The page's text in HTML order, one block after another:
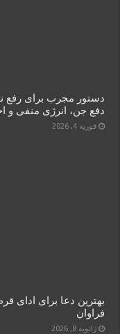
دستور مجرب برای رفع
دفع جن، انرژی منفی و
فوریه 4, 2026
بهترین دعا برای ادای
فراوان
ژانویه 8, 2026